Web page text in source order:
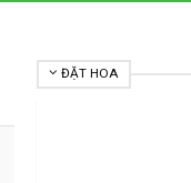
ĐẶT HOA